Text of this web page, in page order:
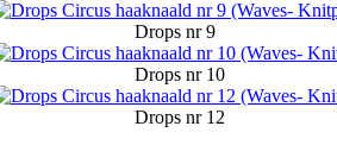
Drops nr 9
Drops nr 10
Drops nr 12